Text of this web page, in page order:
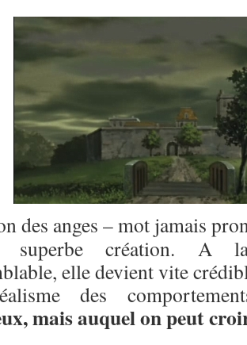
des anges – mot jamais
superbe création. A la
elle devient vite
des
mais auquel on peut